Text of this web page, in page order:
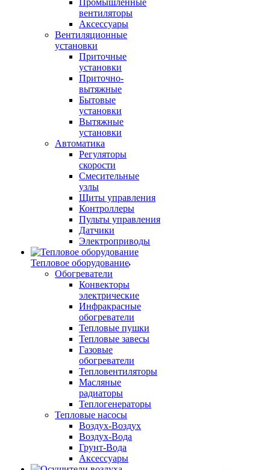
Промышленные
вентиляторы
Аксессуары
Вентиляционные
установки
Приточные
установки
Приточно-
вытяжные
Бытовые
установки
Вытяжные
установки
Автоматика
Регуляторы
скорости
Смесительные
узлы
Щиты управления
Контроллеры
Пульты управления
Датчики
Электроприводы
Тепловое оборудование
Обогреватели
Конвекторы
электрические
Инфракрасные
обогреватели
Тепловые пушки
Тепловые завесы
Газовые
обогреватели
Тепловентиляторы
Масляные
радиаторы
Теплогенераторы
Тепловые насосы
Воздух-Воздух
Воздух-Вода
Грунт-Вода
Аксессуары